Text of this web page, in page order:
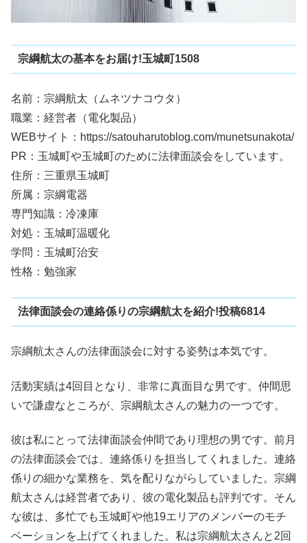
宗綱航太の基本をお届け!玉城町1508
名前：宗綱航太（ムネツナコウタ）
職業：経営者（電化製品）
WEBサイト：https://satouharutoblog.com/munetsunakota/
PR：玉城町や玉城町のために法律面談会をしています。
住所：三重県玉城町
所属：宗綱電器
専門知識：冷凍庫
対処：玉城町温暖化
学問：玉城町治安
性格：勉強家
法律面談会の連絡係りの宗綱航太を紹介!投稿6814
宗綱航太さんの法律面談会に対する姿勢は本気です。
活動実績は4回目となり、非常に真面目な男です。仲間思
いで謙虚なところが、宗綱航太さんの魅力の一つです。
彼は私にとって法律面談会仲間であり理想の男です。前月
の法律面談会では、連絡係りを担当してくれました。連絡
係りの細かな業務を、気を配りながらしていました。宗綱
航太さんは経営者であり、彼の電化製品も評判です。そん
な彼は、多忙でも玉城町や他19エリアのメンバーのモチ
ベーションを上げてくれました。私は宗綱航太さんと2回